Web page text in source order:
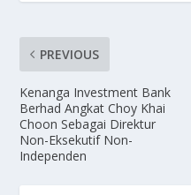
PREVIOUS
Kenanga Investment Bank
Berhad Angkat Choy Khai
Choon Sebagai Direktur
Non-Eksekutif Non-
Independen